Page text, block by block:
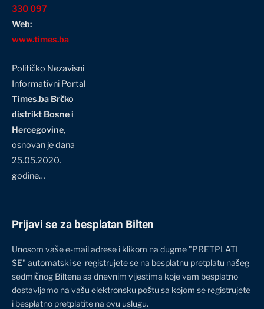
330 097
Web:
www.times.ba
Političko Nezavisni
Informativni Portal
Times.ba Brčko
distrikt Bosne i
Hercegovine,
osnovan je dana
25.05.2020.
godine…
Prijavi se za besplatan Bilten
Unosom vaše e-mail adrese i klikom na dugme "PRETPLATI
SE" automatski se registrujete se na besplatnu pretplatu našeg
sedmičnog Biltena sa dnevnim vijestima koje vam besplatno
dostavljamo na vašu elektronsku poštu sa kojom se registrujete
i besplatno pretplatite na ovu uslugu.